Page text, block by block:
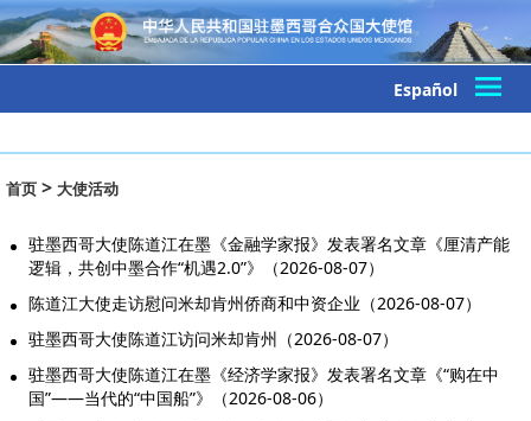
Español
首页 > 大使活动
驻墨西哥大使陈道江在墨《金融学家报》发表署名文章《厘清产能
逻辑，共创中墨合作“机遇2.0”》（2026-08-07）
陈道江大使走访慰问米却肯州侨商和中资企业（2026-08-07）
驻墨西哥大使陈道江访问米却肯州（2026-08-07）
驻墨西哥大使陈道江在墨《经济学家报》发表署名文章《“购在中
国”——当代的“中国船”》（2026-08-06）